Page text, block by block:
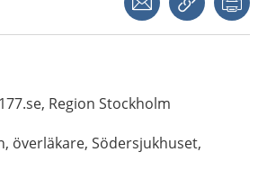
Region Stockholm
överläkare, Södersjukhuset,